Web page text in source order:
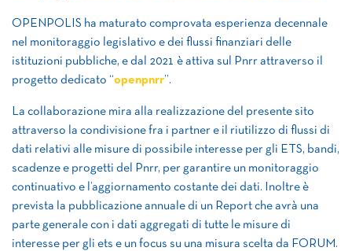
OPENPOLIS ha maturato comprovata esperienza decennale
nel monitoraggio legislativo e dei flussi finanziari delle
istituzioni pubbliche, e dal 2021 è attiva sul Pnrr attraverso il
progetto dedicato “openpnrr”.
La collaborazione mira alla realizzazione del presente sito
attraverso la condivisione fra i partner e il riutilizzo di flussi di
dati relativi alle misure di possibile interesse per gli ETS, bandi,
scadenze e progetti del Pnrr, per garantire un monitoraggio
continuativo e l’aggiornamento costante dei dati. Inoltre è
prevista la pubblicazione annuale di un Report che avrà una
parte generale con i dati aggregati di tutte le misure di
interesse per gli ets e un focus su una misura scelta da FORUM.